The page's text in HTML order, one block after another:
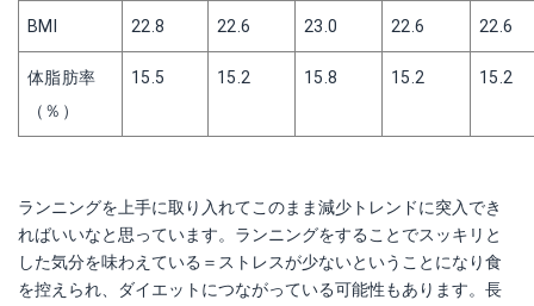
BMI 22.8 22.6 23.0 22.6 22.6
体脂肪率
（％）
15.5 15.2 15.8 15.2 15.2
ランニングを上手に取り入れてこのまま減少トレンドに突入でき
ればいいなと思っています。ランニングをすることでスッキリと
した気分を味わえている＝ストレスが少ないということになり食
を控えられ、ダイエットにつながっている可能性もあります。長